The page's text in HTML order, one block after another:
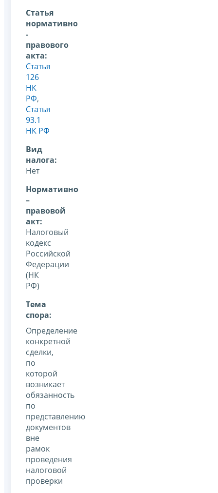
Статья
нормативно
-
правового
акта:
Статья
126
НК
РФ,
Статья
93.1
НК РФ
Вид
налога:
Нет
Нормативно
–
правовой
акт:
Налоговый
кодекс
Российской
Федерации
(НК
РФ)
Тема
спора:
Определение
конкретной
сделки,
по
которой
возникает
обязанность
по
представлению
документов
вне
рамок
проведения
налоговой
проверки